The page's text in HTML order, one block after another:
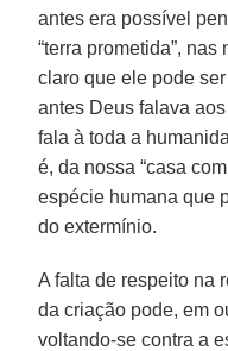
antes era possível
“terra prometida”,
claro que ele pode
antes Deus falava
fala à toda a
é, da nossa “casa
espécie humana que
do extermínio.
A falta de respeito na
da criação pode, em
voltando-se contra a